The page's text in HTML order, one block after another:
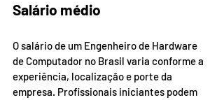
Salário médio
O salário de um Engenheiro de Hardware
de Computador no Brasil varia conforme a
experiência, localização e porte da
empresa. Profissionais iniciantes podem